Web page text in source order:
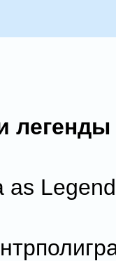
легенды
as